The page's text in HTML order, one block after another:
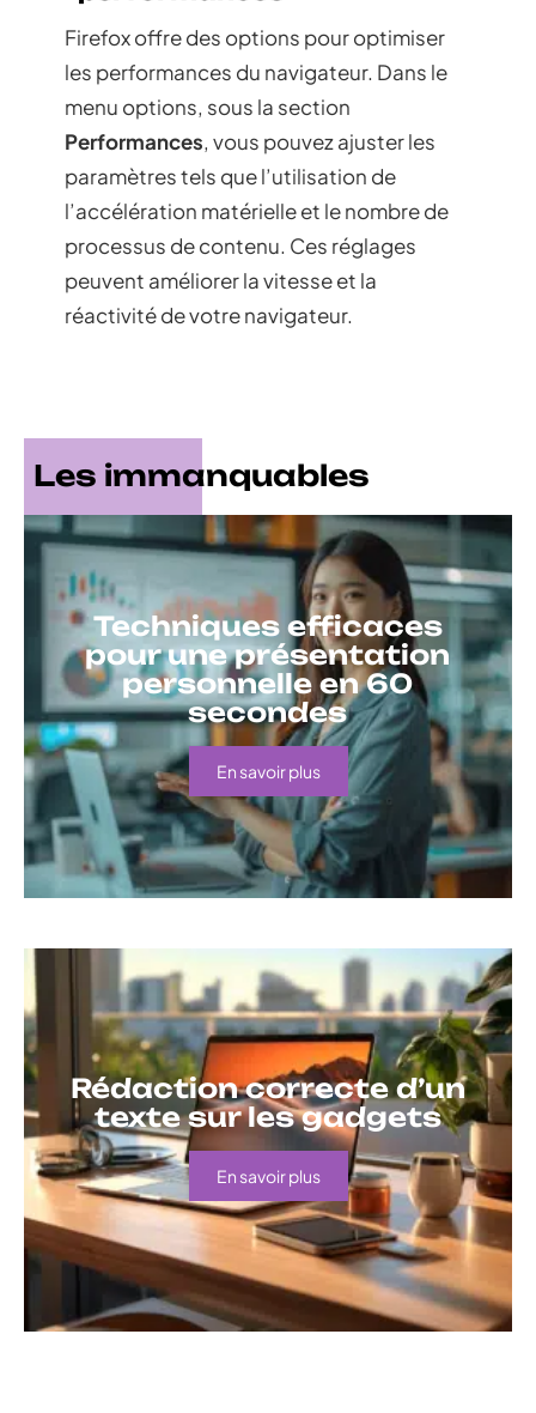
Firefox offre des options pour optimiser
les performances du navigateur. Dans le
menu options, sous la section
Performances, vous pouvez ajuster les
paramètres tels que l’utilisation de
l’accélération matérielle et le nombre de
processus de contenu. Ces réglages
peuvent améliorer la vitesse et la
réactivité de votre navigateur.
Les immanquables
Techniques efficaces
pour une présentation
personnelle en 60
secondes
En savoir plus
Rédaction correcte d’un
texte sur les gadgets
En savoir plus